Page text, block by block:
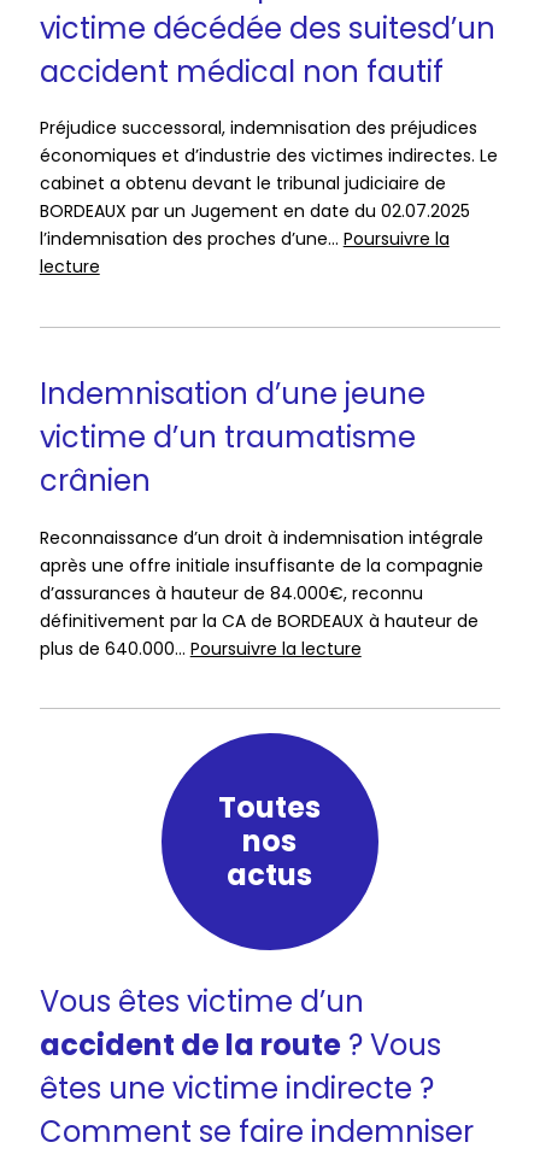
traumatisme
crânien.
victime décédée des suitesd’un
accident médical non fautif
Préjudice successoral, indemnisation des préjudices
économiques et d’industrie des victimes indirectes. Le
cabinet a obtenu devant le tribunal judiciaire de
BORDEAUX par un Jugement en date du 02.07.2025
l’indemnisation des proches d’une… Poursuivre la
lectureCondamnation
l’ONIAM
indemniser
les
proches
victime
des
suitesd’un
accident
médical
non
Indemnisation d’une jeune
victime d’un traumatisme
crânien
Reconnaissance d’un droit à indemnisation intégrale
après une offre initiale insuffisante de la compagnie
d’assurances à hauteur de 84.000€, reconnu
définitivement par la CA de BORDEAUX à hauteur de
plus de 640.000… Poursuivre la lectureIndemnisation
jeune
traumatisme
crânien
Toutes
nos
actus
Vous êtes victime d’un
accident de la route? Vous
êtes une victime indirecte ?
Comment se faire indemniser